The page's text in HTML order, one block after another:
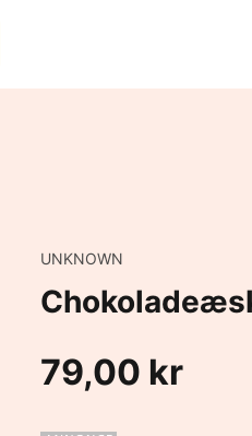
UNKNOWN
79,00 kr